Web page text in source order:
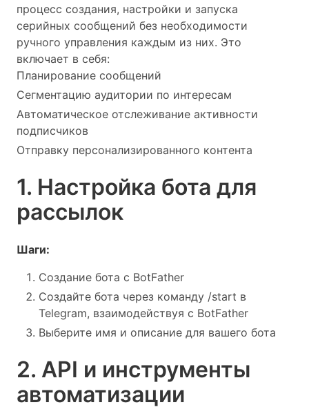
процесс создания, настройки и запуска
серийных сообщений без необходимости
ручного управления каждым из них. Это
включает в себя:
Планирование сообщений
Сегментацию аудитории по интересам
Автоматическое отслеживание активности
подписчиков
Отправку персонализированного контента
1. Настройка бота для
рассылок
Шаги:
Создание бота с BotFather
Создайте бота через команду /start в
Telegram, взаимодействуя с BotFather
Выберите имя и описание для вашего бота
2. API и инструменты
автоматизации